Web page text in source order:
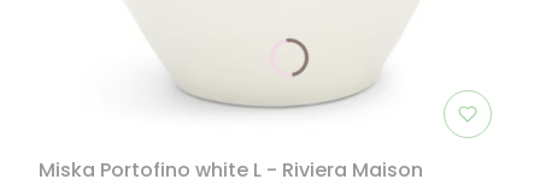
Miska Portofino white L - Riviera Maison